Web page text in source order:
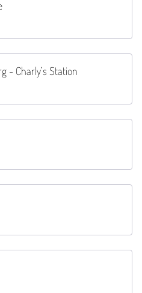
- Charly’s Station